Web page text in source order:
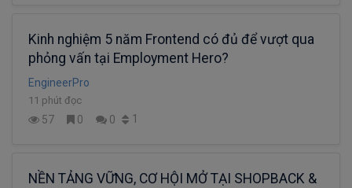
Kinh nghiệm 5 năm Frontend có đủ để vượt qua
phỏng vấn tại Employment Hero?
EngineerPro
11 phút đọc
57 0 0 1
NỀN TẢNG VỮNG, CƠ HỘI MỞ TẠI SHOPBACK &